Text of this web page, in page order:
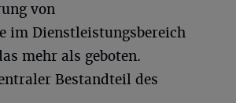
von
im Dienstleistungsbereich
mehr als geboten.
Bestandteil des